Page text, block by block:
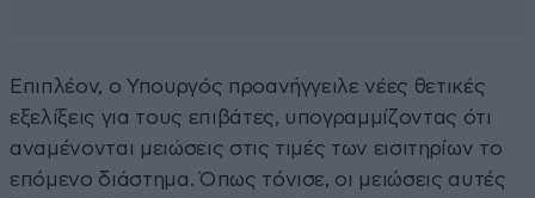
Επιπλέον, ο Υπουργός προανήγγειλε νέες θετικές
εξελίξεις για τους επιβάτες, υπογραμμίζοντας ότι
αναμένονται μειώσεις στις τιμές των εισιτηρίων το
επόμενο διάστημα. Όπως τόνισε, οι μειώσεις αυτές